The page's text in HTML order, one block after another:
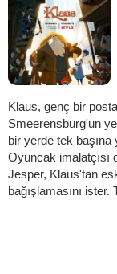
Klaus, genç bir
Smeerensburg'un
bir yerde tek başına
Oyuncak
Jesper, Klaus'tan
bağışlamasını ister.